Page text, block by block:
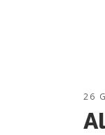
26